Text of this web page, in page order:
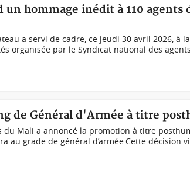
hommage inédit à 110 agents
a servi de cadre, ce jeudi 30 avril 2026, à la
organisée par le Syndicat national des
de Général d'Armée à titre
du Mali a annoncé la promotion à titre
au grade de général d’armée.Cette décision